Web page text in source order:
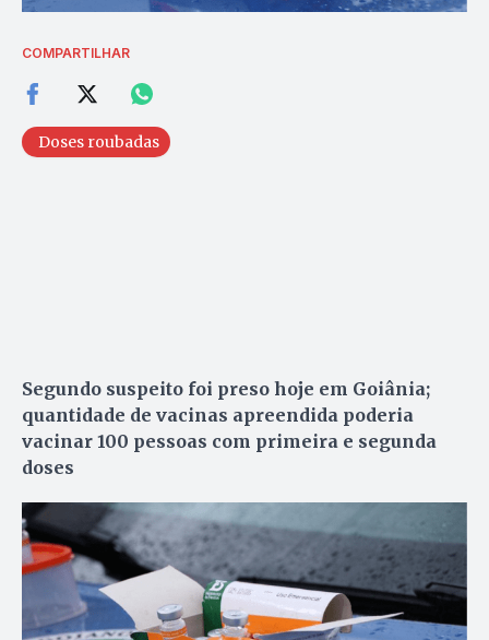
COMPARTILHAR
Doses roubadas
Segundo suspeito foi preso hoje em Goiânia;
quantidade de vacinas apreendida poderia
vacinar 100 pessoas com primeira e segunda
doses